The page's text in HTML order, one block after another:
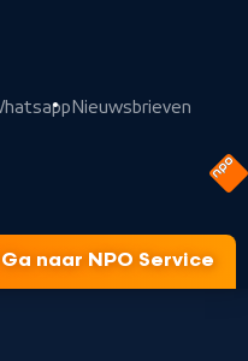
Nieuwsbrieven
naar NPO Service